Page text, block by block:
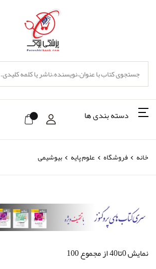
دسته بندی ها
خانه فروشگاه علوم پایه بیوشیمی
نمایش 0تا40 از مجموع 100